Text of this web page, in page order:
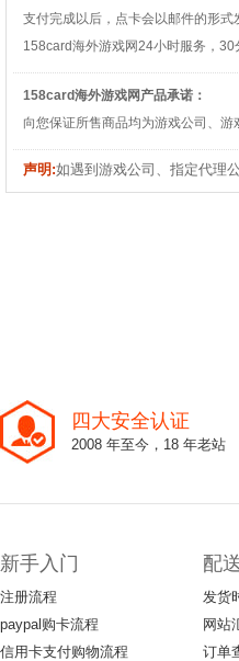
支付完成以后，点卡会以邮件的形式
158card海外游戏网24小时服务，30
158card海外游戏网产品承诺：
向您保证所售商品均为游戏公司、
声明:如遇到游戏公司、指定代理
四大安全认证
2008 年至今，18 年老站
新手入门
注册流程
paypal购卡流程
信用卡支付购物流程
配
发货
网站
订单